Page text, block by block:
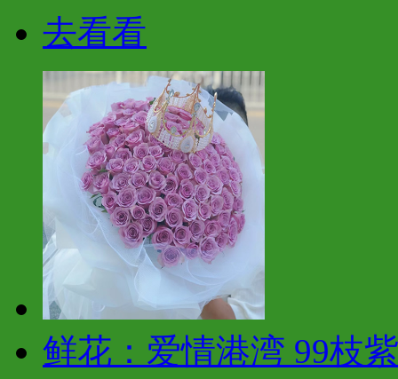
去看看
鲜花：爱情港湾 99枝